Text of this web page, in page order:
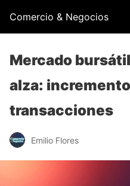
Comercio & Negocios
Mercado
alza:
transacciones
Emilio Flores